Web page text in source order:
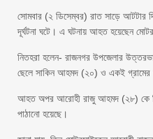
সোমবার (২ ডিসেম্বর) রাত সাড়ে আটটার
দূর্ঘটনা ঘটে। এ ঘটনায় আহত হয়েছেন
নিতহরা হলেন- রাজনগর উপজেলার
ছেলে সাকিন আহমদ (২০) ও একই
আহত অপর আরোহী রাজু আহমদ (২৮) কে
পাঠানো হয়েছে।